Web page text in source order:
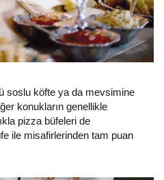
soslu köfte ya da mevsimine
konukların genellikle
pizza büfeleri de
ile misafirlerinden tam puan